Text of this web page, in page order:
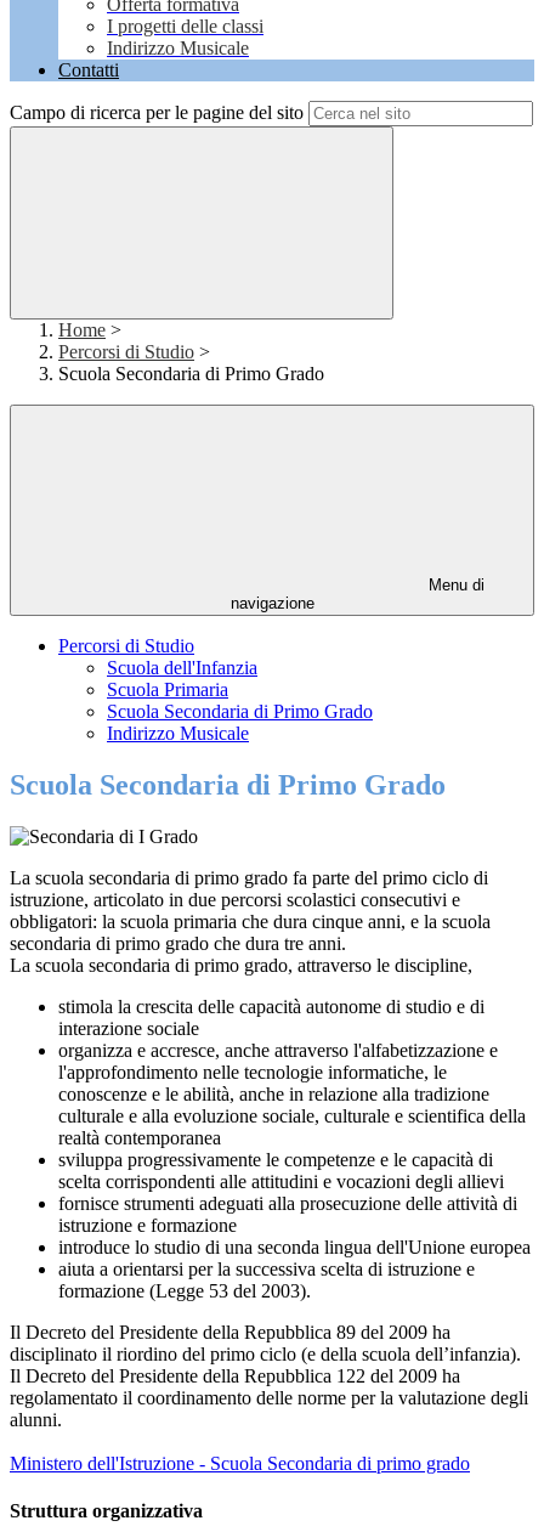
Offerta formativa
I progetti delle classi
Indirizzo Musicale
Contatti
Campo di ricerca per le pagine del sito
Home >
Percorsi di Studio >
Scuola Secondaria di Primo Grado
Menu di
navigazione
Percorsi di Studio
Scuola dell'Infanzia
Scuola Primaria
Scuola Secondaria di Primo Grado
Indirizzo Musicale
Scuola Secondaria di Primo Grado
La scuola secondaria di primo grado fa parte del primo ciclo di
istruzione, articolato in due percorsi scolastici consecutivi e
obbligatori: la scuola primaria che dura cinque anni, e la scuola
secondaria di primo grado che dura tre anni.
La scuola secondaria di primo grado, attraverso le discipline,
stimola la crescita delle capacità autonome di studio e di
interazione sociale
organizza e accresce, anche attraverso l'alfabetizzazione e
l'approfondimento nelle tecnologie informatiche, le
conoscenze e le abilità, anche in relazione alla tradizione
culturale e alla evoluzione sociale, culturale e scientifica della
realtà contemporanea
sviluppa progressivamente le competenze e le capacità di
scelta corrispondenti alle attitudini e vocazioni degli allievi
fornisce strumenti adeguati alla prosecuzione delle attività di
istruzione e formazione
introduce lo studio di una seconda lingua dell'Unione europea
aiuta a orientarsi per la successiva scelta di istruzione e
formazione (Legge 53 del 2003).
Il Decreto del Presidente della Repubblica 89 del 2009 ha
disciplinato il riordino del primo ciclo (e della scuola dell’infanzia).
Il Decreto del Presidente della Repubblica 122 del 2009 ha
regolamentato il coordinamento delle norme per la valutazione degli
alunni.
Ministero dell'Istruzione - Scuola Secondaria di primo grado
Struttura organizzativa